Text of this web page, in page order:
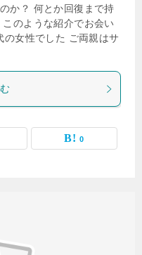
か？ 何とか回復まで持
のような紹介でお会い
の女性でした ご両親はサ
0